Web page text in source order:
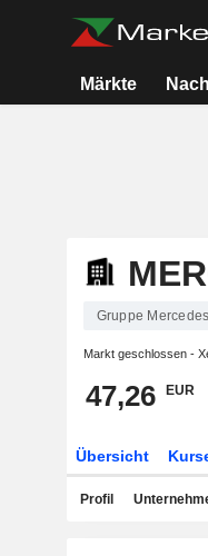
Märkte
Gruppe
Markt geschlossen -
47,26 EUR
Übersicht
Profil